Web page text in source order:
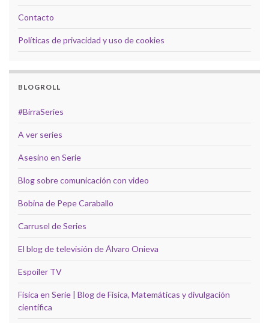
Contacto
Políticas de privacidad y uso de cookies
BLOGROLL
#BirraSeries
A ver series
Asesino en Serie
Blog sobre comunicación con video
Bobina de Pepe Caraballo
Carrusel de Series
El blog de televisión de Álvaro Onieva
Espoiler TV
Física en Serie | Blog de Física, Matemáticas y divulgación
científica